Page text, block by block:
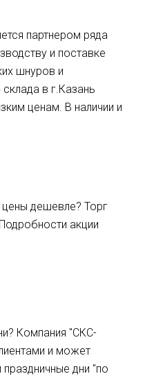
партнером ряда
и поставке
шнуров и
в г.Казань
ценам. В наличии и
дешевле? Торг
акции
Компания "СКС-
и может
дни "по